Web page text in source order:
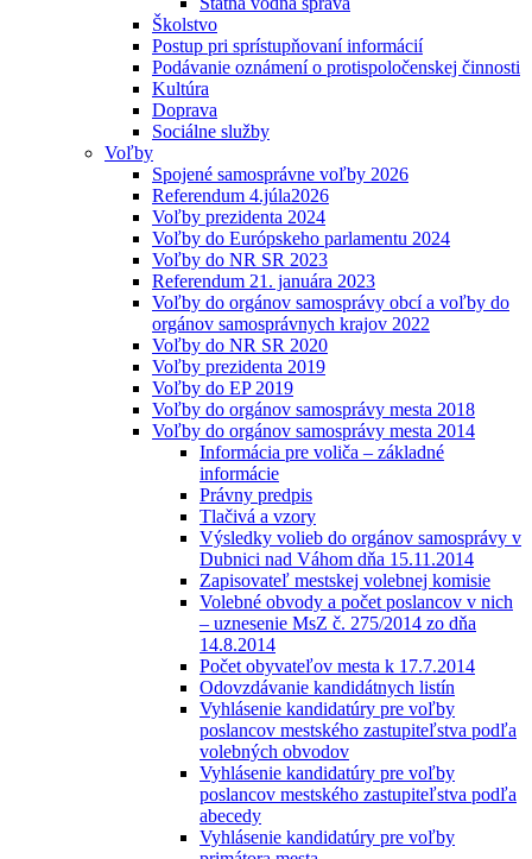
Školstvo
Postup pri sprístupňovaní informácií
Podávanie oznámení o protispoločenskej činnosti
Kultúra
Doprava
Sociálne služby
Voľby
Spojené samosprávne voľby 2026
Referendum 4.júla2026
Voľby prezidenta 2024
Voľby do Európskeho parlamentu 2024
Voľby do NR SR 2023
Referendum 21. januára 2023
Voľby do orgánov samosprávy obcí a voľby do
orgánov samosprávnych krajov 2022
Voľby do NR SR 2020
Voľby prezidenta 2019
Voľby do EP 2019
Voľby do orgánov samosprávy mesta 2018
Voľby do orgánov samosprávy mesta 2014
Informácia pre voliča – základné
informácie
Právny predpis
Tlačivá a vzory
Výsledky volieb do orgánov samosprávy v
Dubnici nad Váhom dňa 15.11.2014
Zapisovateľ mestskej volebnej komisie
Volebné obvody a počet poslancov v nich
– uznesenie MsZ č. 275/2014 zo dňa
14.8.2014
Počet obyvateľov mesta k 17.7.2014
Odovzdávanie kandidátnych listín
Vyhlásenie kandidatúry pre voľby
poslancov mestského zastupiteľstva podľa
volebných obvodov
Vyhlásenie kandidatúry pre voľby
poslancov mestského zastupiteľstva podľa
abecedy
Vyhlásenie kandidatúry pre voľby